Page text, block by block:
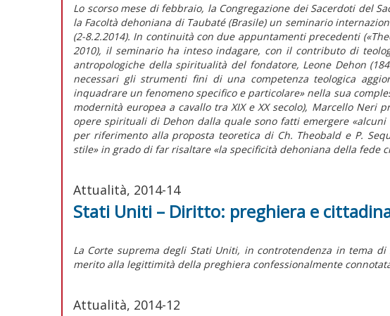
Lo scorso mese di febbraio, la Congregazione dei Sacerdoti del
la Facoltà dehoniana di Taubaté (Brasile) un seminario
(2-8.2.2014). In continuità con due appuntamenti precedenti
2010), il seminario ha inteso indagare, con il contributo di
antropologiche della spiritualità del fondatore, Leone Dehon
necessari gli strumenti fini di una competenza teologica
inquadrare un fenomeno specifico e particolare» nella sua
modernità europea a cavallo tra XIX e XX secolo), Marcello Neri
opere spirituali di Dehon dalla quale sono fatti emergere
per riferimento alla proposta teoretica di Ch. Theobald e P.
stile» in grado di far risaltare «la specificità dehoniana della fede
Attualità, 2014-14
Stati Uniti – Diritto: preghiera e
La Corte suprema degli Stati Uniti, in controtendenza in tema
merito alla legittimità della preghiera confessionalmente
Attualità, 2014-12